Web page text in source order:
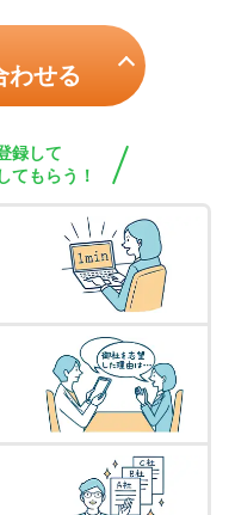
わせる
録して
てもらう！